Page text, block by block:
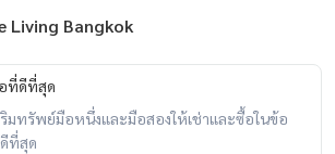
Living Bangkok
ที่ดีที่สุด
มทรัพย์มือหนึ่งและมือสองให้เช่าและซื้อในข้อ
ที่สุด